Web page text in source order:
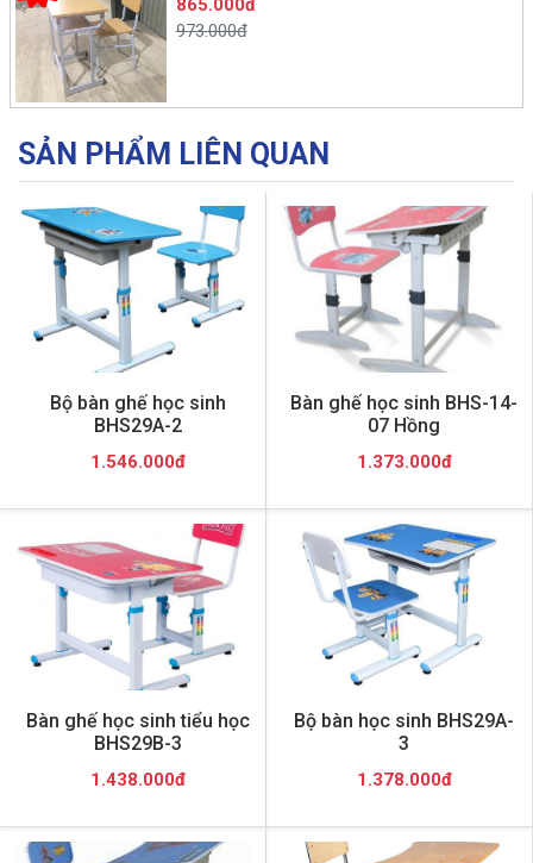
865.000đ
973.000đ
SẢN PHẨM LIÊN QUAN
Bộ bàn ghế học sinh
BHS29A-2
1.546.000đ
Bàn ghế học sinh BHS-14-
07 Hồng
1.373.000đ
Bàn ghế học sinh tiểu học
BHS29B-3
1.438.000đ
Bộ bàn học sinh BHS29A-
3
1.378.000đ